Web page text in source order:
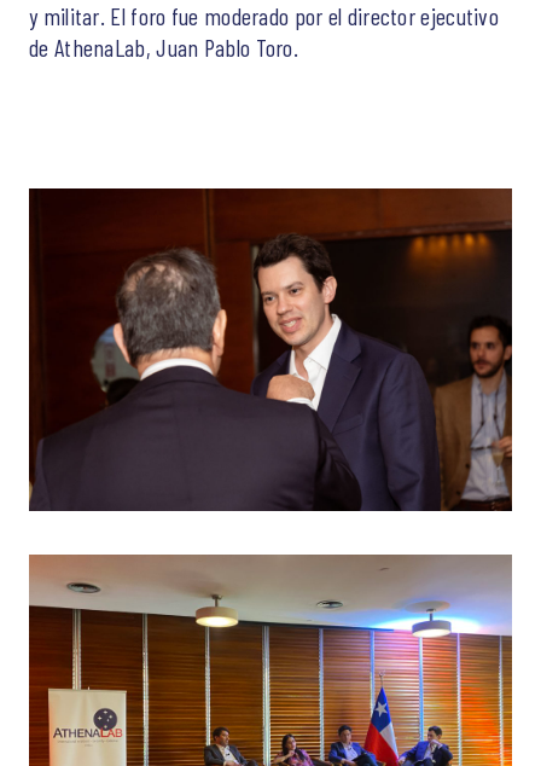
y militar. El foro fue moderado por el director ejecutivo
de AthenaLab, Juan Pablo Toro.